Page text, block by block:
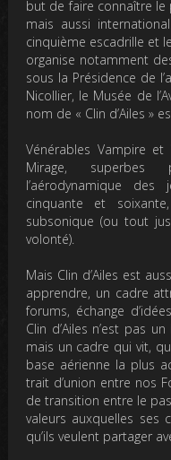
but de faire connaître
mais aussi
cinquième escadrille et
organise notamment
sous la Présidence de
Nicollier, le Musée de
nom de « Clin d’Ailes »
Vénérables Vampire
Mirage,
l’aérodynamique
cinquante et
subsonique (ou tout
volonté).
Mais Clin d’Ailes est
apprendre, un cadre
forums, échange
Clin d’Ailes n’est pas
mais un cadre qui vit,
base aérienne la plus
trait d’union entre nos
de transition entre le
valeurs auxquelles ses
qu’ils veulent partager